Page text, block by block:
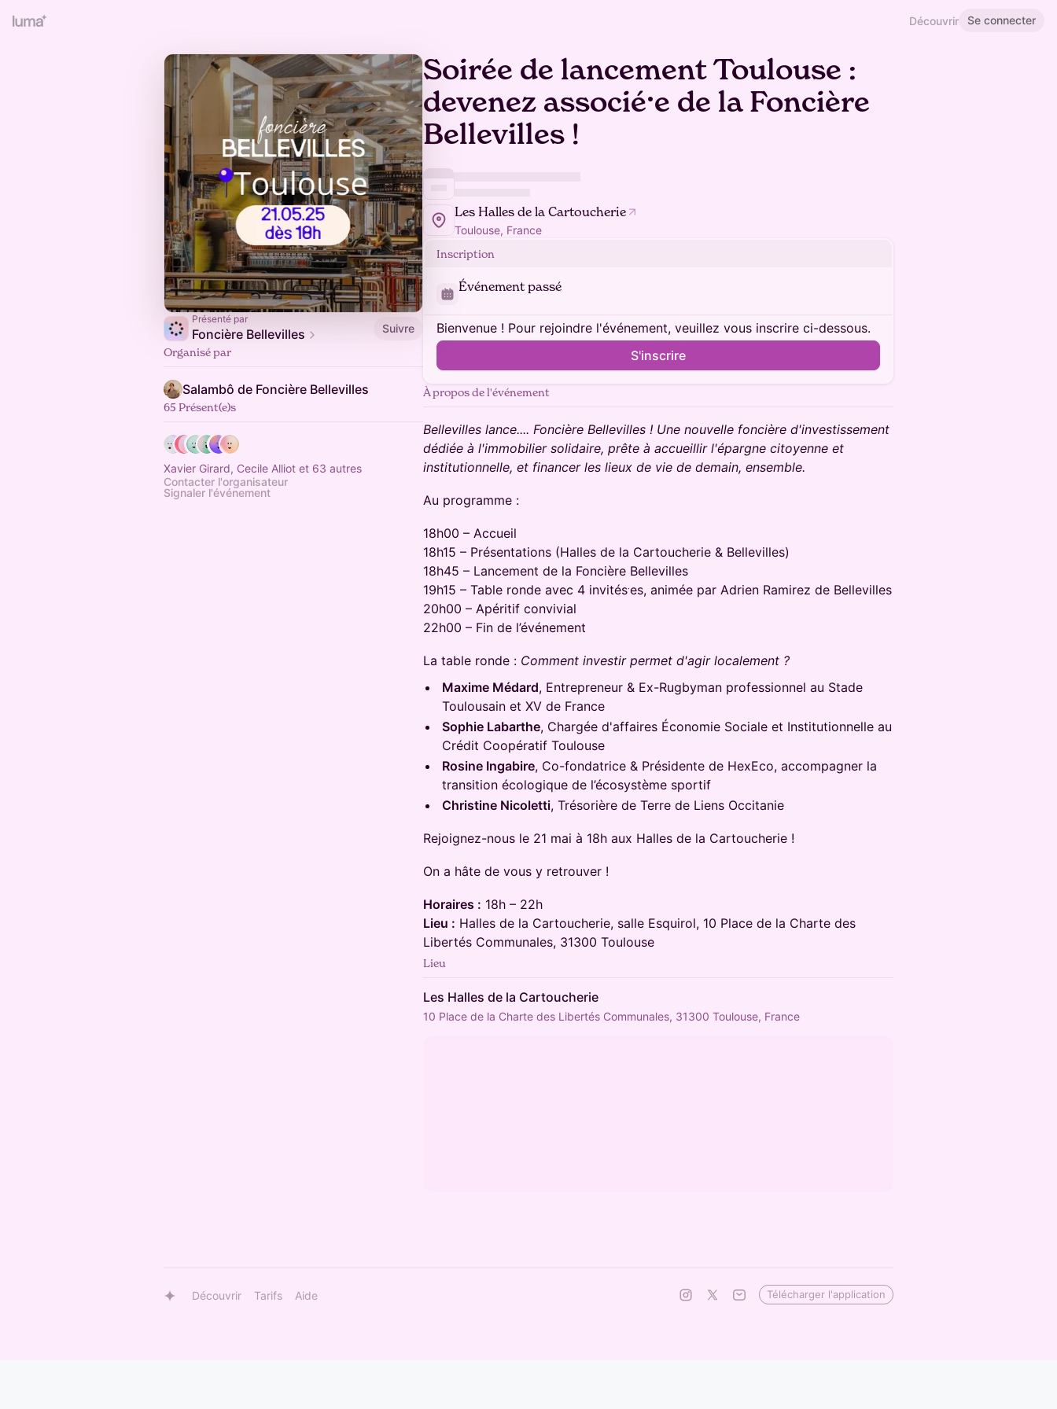
Découvrir Se connecter
Présenté par
Foncière Bellevilles
Suivre
Organisé par
Salambô de Foncière Bellevilles
65 Présent(e)s
Xavier Girard, Cecile Alliot et 63 autres
Contacter l'organisateur
Signaler l'événement
Soirée de lancement Toulouse :
devenez associé⸱e de la Foncière
Bellevilles !
Les Halles de la Cartoucherie
Toulouse, France
Inscription
Événement passé
Bienvenue ! Pour rejoindre l'événement, veuillez vous inscrire ci-dessous.
S'inscrire
À propos de l'événement
Bellevilles lance.... Foncière Bellevilles ! Une nouvelle foncière d'investissement
dédiée à l'immobilier solidaire, prête à accueillir l'épargne citoyenne et
institutionnelle, et financer les lieux de vie de demain, ensemble.
​Au programme :
18h00 – Accueil
18h15 – Présentations (Halles de la Cartoucherie & Bellevilles)
18h45 – Lancement de la Foncière Bellevilles
19h15 – Table ronde avec 4 invités⸱es, animée par Adrien Ramirez de Bellevilles
20h00 – Apéritif convivial
22h00 – Fin de l’événement
La table ronde : Comment investir permet d'agir localement ?
Maxime Médard, Entrepreneur & Ex-Rugbyman professionnel au Stade
Toulousain et XV de France
Sophie Labarthe, Chargée d'affaires Économie Sociale et Institutionnelle au
Crédit Coopératif Toulouse
Rosine Ingabire, Co-fondatrice & Présidente de HexEco, accompagner la
transition écologique de l’écosystème sportif
Christine Nicoletti, Trésorière de Terre de Liens Occitanie
​Rejoignez-nous le 21 mai à 18h aux Halles de la Cartoucherie !
​On a hâte de vous y retrouver !
Horaires : 18h – 22h
Lieu : Halles de la Cartoucherie, salle Esquirol, 10 Place de la Charte des
Libertés Communales, 31300 Toulouse
Lieu
Les Halles de la Cartoucherie
10 Place de la Charte des Libertés Communales, 31300 Toulouse, France
Découvrir Tarifs Aide Télécharger l'application